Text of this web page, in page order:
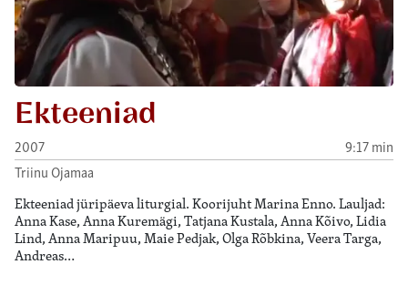
Ekteeniad
2007
9:17 min
Triinu Ojamaa
Ekteeniad jüripäeva liturgial. Koorijuht Marina Enno. Lauljad:
Anna Kase, Anna Kuremägi, Tatjana Kustala, Anna Kõivo, Lidia
Lind, Anna Maripuu, Maie Pedjak, Olga Rõbkina, Veera Targa,
Andreas…